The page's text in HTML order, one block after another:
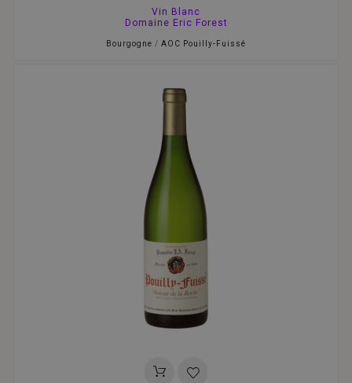
Vin Blanc
Domaine Eric Forest
Bourgogne / AOC Pouilly-Fuissé